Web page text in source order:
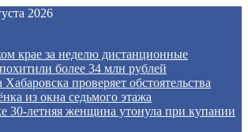
2026
крае за неделю дистанционные
более 34 млн рублей
проверяет обстоятельства
из окна седьмого этажа
30-летняя женщина утонула при купании